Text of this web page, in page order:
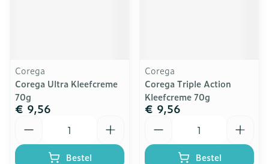
Corega
Corega Ultra Kleefcreme
70g
€ 9,56
Bestel
Corega
Corega Triple Action
Kleefcreme 70g
€ 9,56
Bestel